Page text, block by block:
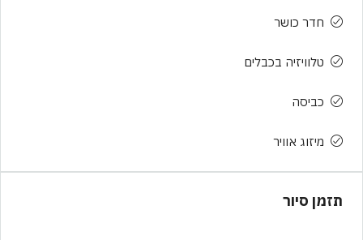
חדר כושר
טלוויזיה בכבלים
כביסה
מיזוג אוויר
תזמן סיור